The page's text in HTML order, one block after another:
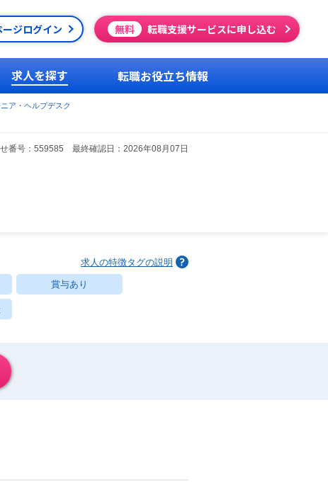
ージログイン 無料 転職支援サービスに申し込む
求人を探す 転職お役立ち情報
ア・ヘルプデスク
番号：559585 最終確認日：2026年08月07日
求人の特徴タグの説明
賞与あり